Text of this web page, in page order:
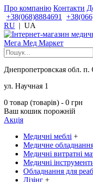
Про компанію Контакти
+38(068)8884691
RU | UA
Днепропетровская обл.
ул. Научная 1
0 товар (товарів) - 0 грн
Ваш кошик порожній
Акція
Медичні меблі +
Медичне
Медичні витратні
Медичні
Обладнання для
Лізінг +